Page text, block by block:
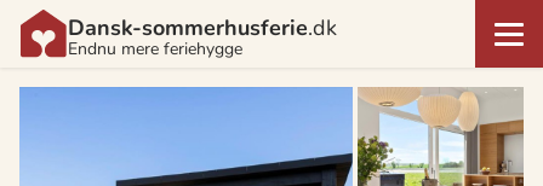
Dansk-sommerhusferie.dk
Endnu mere feriehygge